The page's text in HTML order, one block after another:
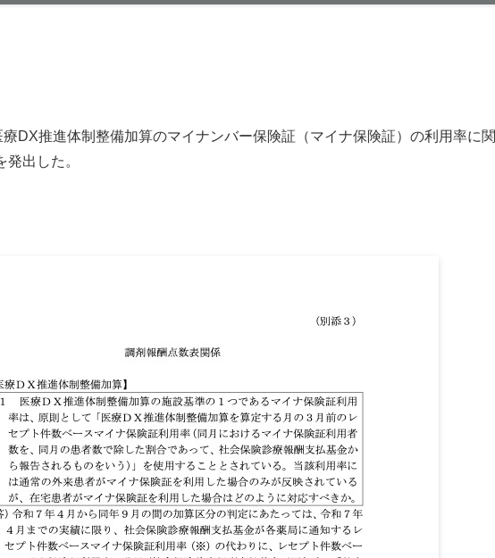
DX推進体制整備加算のマイナンバー保険証（マイナ保険証）の利用率に関
出した。